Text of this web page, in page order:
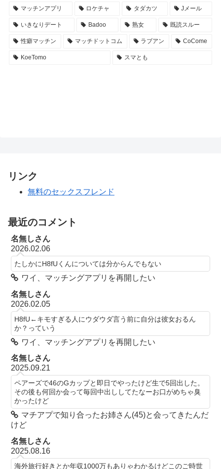
マッチンアプリ ロケチャ タダカツ Jメール
いきなりデート Badoo 熟女 既読スルー
性癖マッチン マッチドットコム ラブアン CoCome
KoeTomo スマとも
リンク
無料のセックスフレンド
最近のコメント
名無しさん
2026.02.06
たしかにH8fUくんについては分からんでもない
ワイ、マッチングアプリを再開したい
名無しさん
2026.02.05
H8fU←キモすぎる人にウダウダ言う前に自分は彼女おるん
か？っていう
ワイ、マッチングアプリを再開したい
名無しさん
2025.09.21
ペアーズで46のGカップと即日でやったけど生で5回出した。
その後も何回か会って毎回中出ししてたなーお口がめちゃ臭
かったけど
マチアプで知り合ったお姉さん(45)と会ってきたんだ
けど
名無しさん
2025.08.16
海外旅行好きとか年収1000万もありゃわかるけどこのご時世